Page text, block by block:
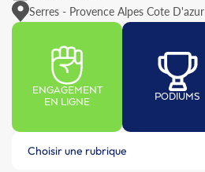
Serres - Provence Alpes Cote D'azur
ENGAGEMENT
EN LIGNE
PODIUMS
Choisir une rubrique